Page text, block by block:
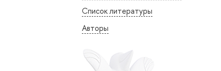
Список литературы
Авторы